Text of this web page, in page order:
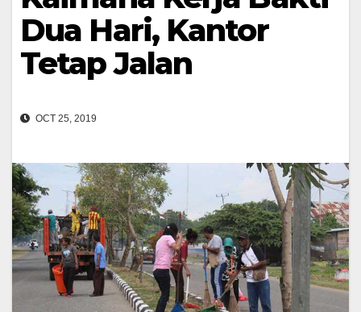
Dua Hari, Kantor
Tetap Jalan
OCT 25, 2019